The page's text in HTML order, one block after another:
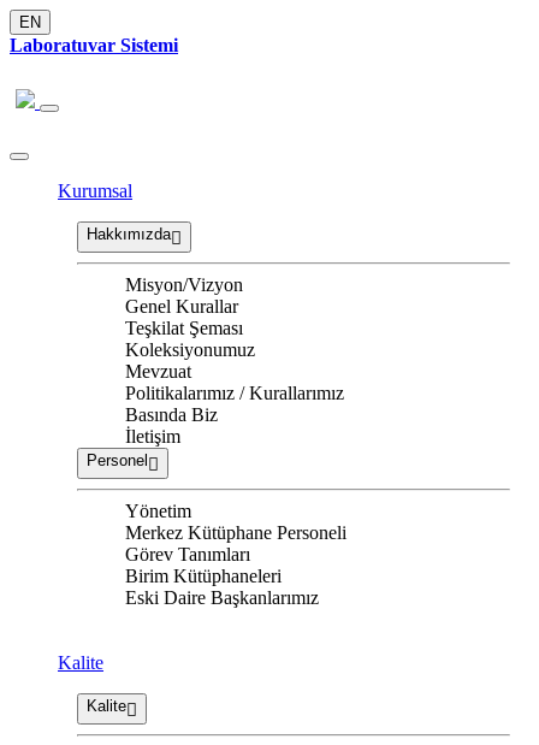
EN
Laboratuvar Sistemi
Kurumsal
Hakkımızda
Misyon/Vizyon
Genel Kurallar
Teşkilat Şeması
Koleksiyonumuz
Mevzuat
Politikalarımız / Kurallarımız
Basında Biz
İletişim
Personel
Yönetim
Merkez Kütüphane Personeli
Görev Tanımları
Birim Kütüphaneleri
Eski Daire Başkanlarımız
Kalite
Kalite